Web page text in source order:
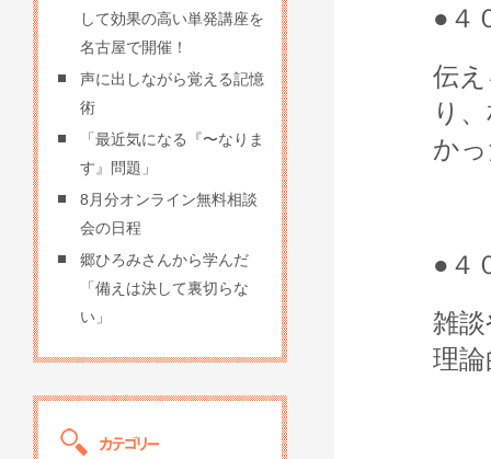
●４
伝
り
か
●４
雑
理
して効果の高い単発講座を
名古屋で開催！
声に出しながら覚える記憶
術
「最近気になる『〜なりま
す』問題」
8月分オンライン無料相談
会の日程
郷ひろみさんから学んだ
「備えは決して裏切らな
い」